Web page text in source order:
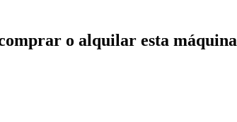
o alquilar esta máquina